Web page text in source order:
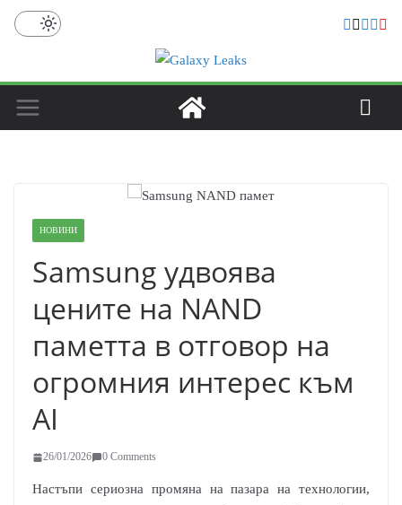
Skip
НОВИНИ
Samsung удвоява
цените на NAND
паметта в отговор на
огромния интерес към
AI
26/01/2026 0 Comments
Настъпи сериозна промяна на пазара на технологии,